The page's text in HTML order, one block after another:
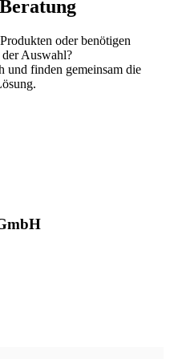
oder benötigen
Auswahl?
und finden gemeinsam die